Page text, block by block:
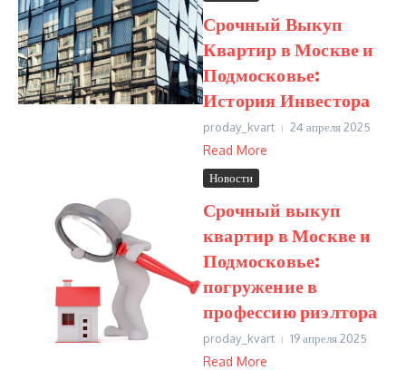
Срочный Выкуп
Квартир в Москве и
Подмосковье:
История Инвестора
proday_kvart 24 апреля 2025
Read More
Новости
Срочный выкуп
квартир в Москве и
Подмосковье:
погружение в
профессию риэлтора
proday_kvart 19 апреля 2025
Read More